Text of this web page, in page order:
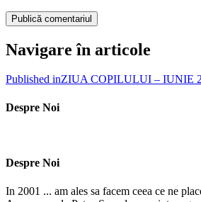
Navigare în articole
Published inZIUA COPILULUI – IUNIE
Despre Noi
Despre Noi
In 2001 ... am ales sa facem ceea ce ne